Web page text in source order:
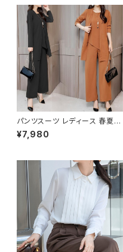
ャツ きれいめ 白シャツ シンプル
シャツ チュニックブラウス ホワ
イト グリーン オフィスカジュア
ル スーツ ブラウス 韓国 ゆった
り ブラウスシャツ シンプル 長袖
シャツ ブラウスシャツ シャツブ
ラウス オフィス カジュアル OL
上品 大人 S M L XL 2XL 20代
30代 40代 50代 C-TSS006
5
パンツスーツ レディース 春夏
秋冬 春 夏 秋 冬 黒 パンツスタ
イル スーツ 無地 上下セット 3
ノースリーブ セットアップ ワイド
パンツ ロング パンツスーツ オフ
ィス ロングパンツ トップス アウ
ター OL オフィスカジュアル 結
婚式 パーティー お呼ばれ ブラ
ック キャメル 10代 20代 30代
40代 C-WAW1032
¥7,980